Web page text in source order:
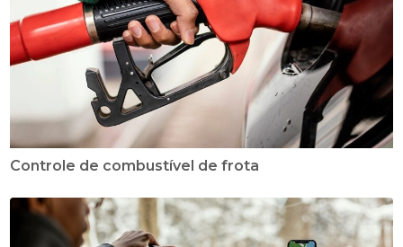
Controle de combustível de frota